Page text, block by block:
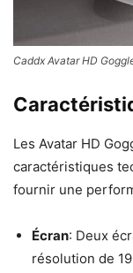
Caddx Avatar HD
Les Avatar HD
caractéristiques
fournir une
Écran: Deux
résolution de